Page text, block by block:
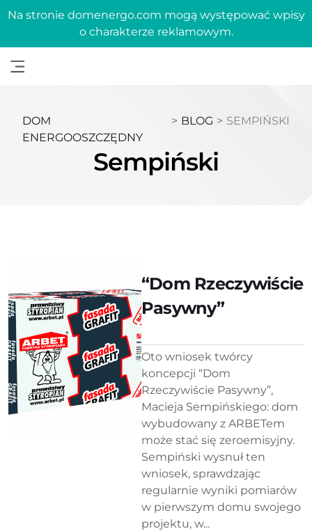
Na stronie domenergo.com mogą występować wpisy
o charakterze reklamowym.
DOM
ENERGOOSZCZĘDNY
> BLOG > SEMPIŃSKI
Sempiński
“Dom Rzeczywiście
Pasywny”
Oto wniosek twórcy
koncepcji “Dom
Rzeczywiście Pasywny”,
Macieja Sempińskiego: dom
wybudowany z ARBETem
może stać się zeroemisyjny.
Sempiński wysnuł ten
wniosek, sprawdzając
regularnie wyniki pomiarów
w pierwszym domu swojego
projektu, w...